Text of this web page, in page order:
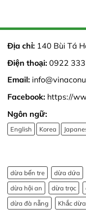
Địa chỉ: 140 Bùi Tá
Điện thoại: 0922
Email:
Facebook: https://
Ngôn ngữ:
English Korea
dừa bến tre dừa dứa
dừa hội an
dừa trọc
dừa đà nẵng
Khắc dừa